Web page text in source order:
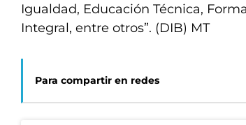
Igualdad, Educación Técnica,
Integral, entre otros”. (DIB) MT
Para compartir en redes